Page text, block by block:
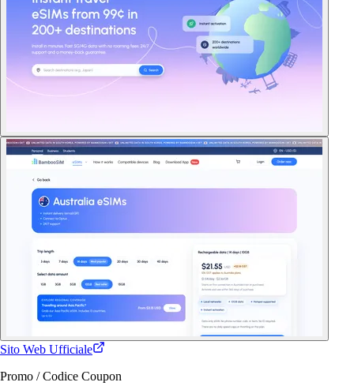
Sito Web Ufficiale
Promo / Codice Coupon